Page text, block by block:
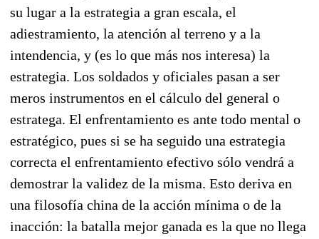
su lugar a la estrategia a gran escala, el
adiestramiento, la atención al terreno y a la
intendencia, y (es lo que más nos interesa) la
estrategia. Los soldados y oficiales pasan a ser
meros instrumentos en el cálculo del general o
estratega. El enfrentamiento es ante todo mental o
estratégico, pues si se ha seguido una estrategia
correcta el enfrentamiento efectivo sólo vendrá a
demostrar la validez de la misma. Esto deriva en
una filosofía china de la acción mínima o de la
inacción: la batalla mejor ganada es la que no llega